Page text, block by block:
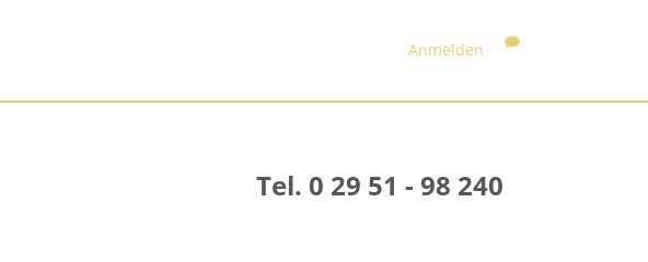
Anmelden
Tel. 0 29 51 - 98 240